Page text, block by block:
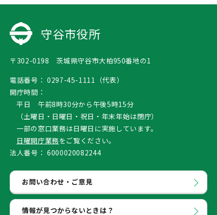
守谷市役所
〒302-0198 茨城県守谷市大柏950番地の1
電話番号： 0297-45-1111（代表）
開庁時間：
平日 午前8時30分から午後5時15分
（土曜日・日曜日・祝日・年末年始は閉庁）
一部の窓口業務は日曜日に実施しています。
日曜開庁業務をご覧ください。
法人番号： 6000020082244
お問い合わせ・ご意見
情報が見つからないときは？